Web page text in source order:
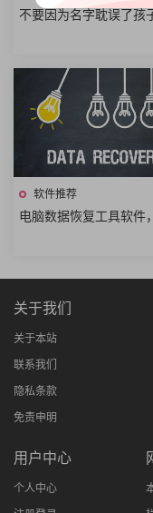
不要因为名字耽误了孩
生，数理三才五行八卦
软件推荐
电脑数据恢复工具软件
关于我们
关于本站
联系我们
隐私条款
免责申明
用户中心
个人中心